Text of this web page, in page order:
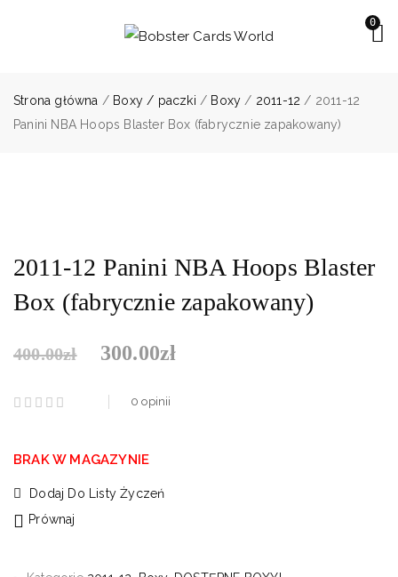
0
Strona główna / Boxy / paczki / Boxy / 2011-12 / 2011-12
Panini NBA Hoops Blaster Box (fabrycznie zapakowany)
2011-12 Panini NBA Hoops Blaster
Box (fabrycznie zapakowany)
400.00zł 300.00zł
0 opinii
BRAK W MAGAZYNIE
Dodaj Do Listy Życzeń
Prównaj